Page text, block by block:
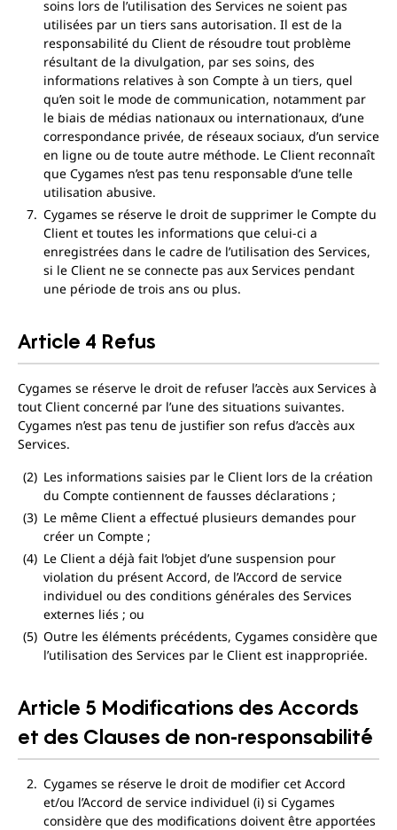
soins lors de l’utilisation des Services ne soient pas
utilisées par un tiers sans autorisation. Il est de la
responsabilité du Client de résoudre tout problème
résultant de la divulgation, par ses soins, des
informations relatives à son Compte à un tiers, quel
qu’en soit le mode de communication, notamment par
le biais de médias nationaux ou internationaux, d’une
correspondance privée, de réseaux sociaux, d’un service
en ligne ou de toute autre méthode. Le Client reconnaît
que Cygames n’est pas tenu responsable d’une telle
utilisation abusive.
Cygames se réserve le droit de supprimer le Compte du
Client et toutes les informations que celui-ci a
enregistrées dans le cadre de l’utilisation des Services,
si le Client ne se connecte pas aux Services pendant
une période de trois ans ou plus.
Article 4 Refus
Cygames se réserve le droit de refuser l’accès aux Services à
tout Client concerné par l’une des situations suivantes.
Cygames n’est pas tenu de justifier son refus d’accès aux
Services.
Les informations saisies par le Client lors de la création
du Compte contiennent de fausses déclarations ;
Le même Client a effectué plusieurs demandes pour
créer un Compte ;
Le Client a déjà fait l’objet d’une suspension pour
violation du présent Accord, de l’Accord de service
individuel ou des conditions générales des Services
externes liés ; ou
Outre les éléments précédents, Cygames considère que
l’utilisation des Services par le Client est inappropriée.
Article 5 Modifications des Accords
et des Clauses de non-responsabilité
Cygames se réserve le droit de modifier cet Accord
et/ou l’Accord de service individuel (i) si Cygames
considère que des modifications doivent être apportées